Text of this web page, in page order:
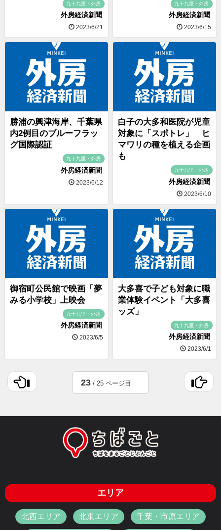
九十九里・外房
外房経済新聞
2023/6/21
九十九里・外房
外房経済新聞
2023/6/15
勝浦の興津海岸、千葉県
内2例目のブルーフラッ
グ国際認証
九十九里・外房
外房経済新聞
2023/6/12
白子の大多和医院が児童
対象に「スポトレ」 ヒ
マワリの種を植える企画
も
九十九里・外房
外房経済新聞
2023/6/10
御宿町公民館で映画「夢
みる小学校」上映会
九十九里・外房
外房経済新聞
2023/6/5
大多喜で子ども対象に職
業体験イベント「大多喜
ッズ」
九十九里・外房
外房経済新聞
2023/6/1
23 / 25 ページ目
エリア
北西エリア 北東エリア 千葉・市原エリア